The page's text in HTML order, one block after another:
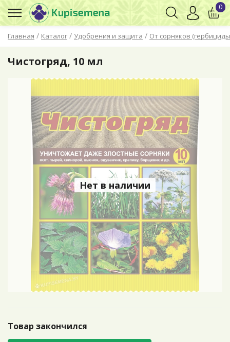
Главная / Каталог / Удобрения и защита / От сорняков
0
Чистогряд, 10 мл
Нет в наличии
Товар закончился